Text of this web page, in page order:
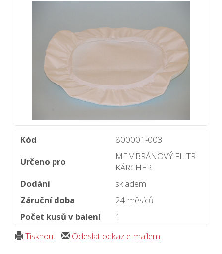
Kód
800001-003
Určeno pro
MEMBRÁNOVÝ FILTR
KÄRCHER
Dodání
skladem
Záruční doba
24 měsíců
Počet kusů v balení
1
Tisknout
Odeslat odkaz e-mailem